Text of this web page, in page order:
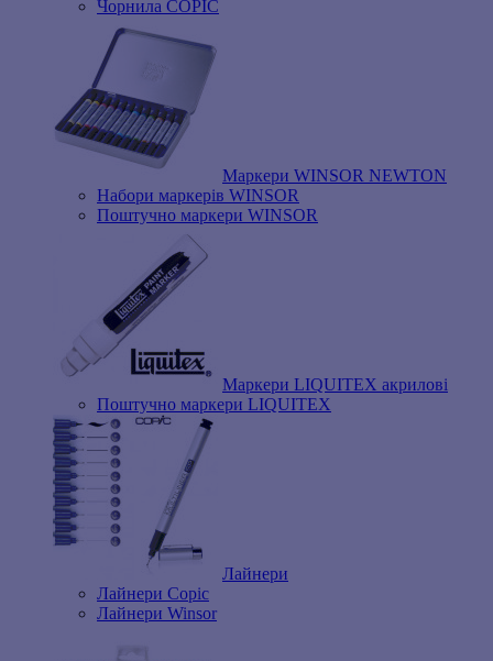
Чорнила COPIC
Маркери WINSOR NEWTON
Набори маркерів WINSOR
Поштучно маркери WINSOR
Маркери LIQUITEX акрилові
Поштучно маркери LIQUITEX
Лайнери
Лайнери Copic
Лайнери Winsor